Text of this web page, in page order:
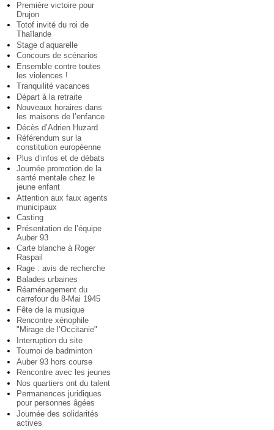
Première victoire pour
Drujon
Totof invité du roi de
Thaïlande
Stage d’aquarelle
Concours de scénarios
Ensemble contre toutes
les violences !
Tranquilité vacances
Départ à la retraite
Nouveaux horaires dans
les maisons de l’enfance
Décès d’Adrien Huzard
Référendum sur la
constitution européenne
Plus d’infos et de débats
Journée promotion de la
santé mentale chez le
jeune enfant
Attention aux faux agents
municipaux
Casting
Présentation de l’équipe
Auber 93
Carte blanche à Roger
Raspail
Rage : avis de recherche
Balades urbaines
Réaménagement du
carrefour du 8-Mai 1945
Fête de la musique
Rencontre xénophile
"Mirage de l’Occitanie"
Interruption du site
Tournoi de badminton
Auber 93 hors course
Rencontre avec les jeunes
Nos quartiers ont du talent
Permanences juridiques
pour personnes âgées
Journée des solidarités
actives